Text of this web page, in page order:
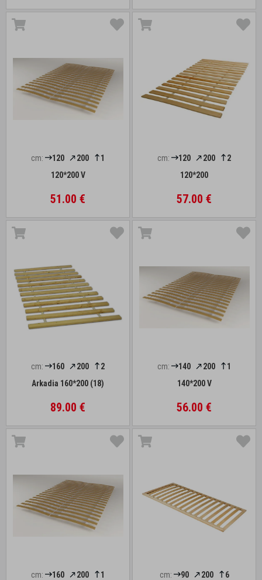
cm: 120 200
1
120*200 V
51.00 €
cm: 120 200
2
120*200
57.00 €
cm: 160 200
2
Arkadia 160*200 (18)
89.00 €
cm: 140 200
1
140*200 V
56.00 €
cm: 160 200
1
cm: 90 200
6